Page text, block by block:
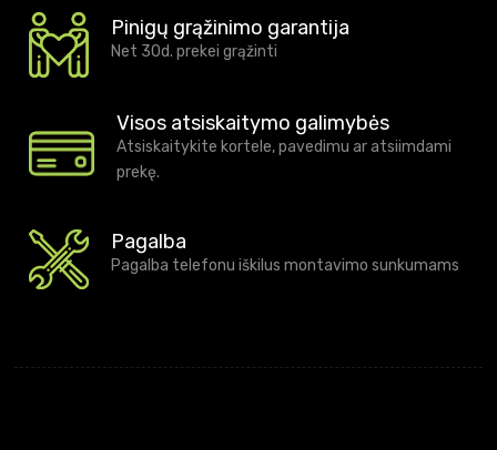
Pinigų grąžinimo garantija
Net 30d. prekei grąžinti
Visos atsiskaitymo galimybės
Atsiskaitykite kortele, pavedimu ar atsiimdami
prekę.
Pagalba
Pagalba telefonu iškilus montavimo sunkumams